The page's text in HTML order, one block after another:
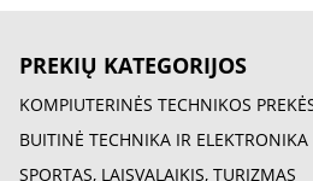
PREKIŲ KATEGORIJOS
KOMPIUTERINĖS TECHNIKOS
BUITINĖ TECHNIKA IR ELEKTRONIKA
SPORTAS, LAISVALAIKIS, TURIZMAS